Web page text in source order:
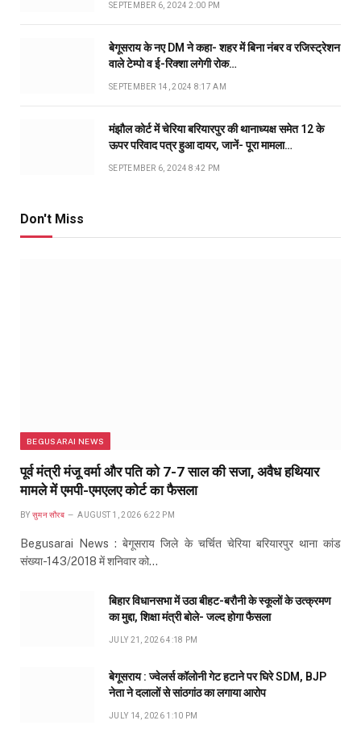
SEPTEMBER 6, 2024 2:00 PM
बेगूसराय के नए DM ने कहा- शहर में बिना नंबर व रजिस्ट्रेशन
वाले टेम्पो व ई-रिक्शा लगेगी रोक…
SEPTEMBER 14, 2024 8:17 AM
मंझौल कोर्ट में चेरिया बरियारपुर की थानाध्यक्ष समेत 12 के
ऊपर परिवाद पत्र हुआ दायर, जानें- पूरा मामला…
SEPTEMBER 6, 2024 8:42 PM
Don't Miss
BEGUSARAI NEWS
पूर्व मंत्री मंजू वर्मा और पति को 7-7 साल की सजा, अवैध हथियार
मामले में एमपी-एमएलए कोर्ट का फैसला
BY सुमन सौरब AUGUST 1, 2026 6:22 PM
Begusarai News : बेगूसराय जिले के चर्चित चेरिया बरियारपुर थाना कांड
संख्या-143/2018 में शनिवार को…
बिहार विधानसभा में उठा बीहट-बरौनी के स्कूलों के उत्क्रमण
का मुद्दा, शिक्षा मंत्री बोले- जल्द होगा फैसला
JULY 21, 2026 4:18 PM
बेगूसराय : ज्वेलर्स कॉलोनी गेट हटाने पर घिरे SDM, BJP
नेता ने दलालों से सांठगांठ का लगाया आरोप
JULY 14, 2026 1:10 PM